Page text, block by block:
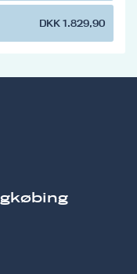
DKK 1.829,90